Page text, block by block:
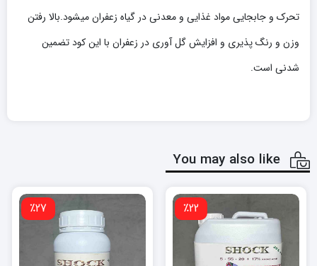
تحرک و جابجایی مواد غذایی و معدنی در گیاه زعفران میشود.بالا رفتن
وزن و رنگ پذیری و افزایش گل آوری در زعفران با این کود تضمین
شدنی است.
٪22 ٪27